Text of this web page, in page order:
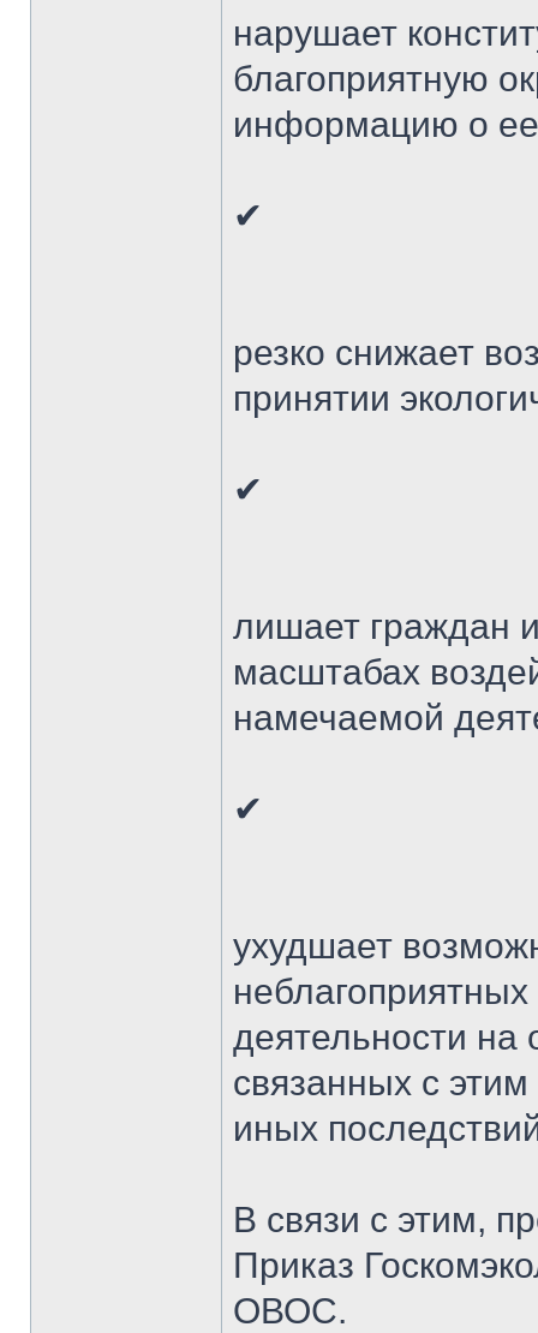
нарушает
благоприятную
информацию о ее
✔
резко снижает
принятии
✔
лишает граждан
масштабах
намечаемой
✔
ухудшает
деятельности
связанных с
иных
В связи с этим,
Приказ
ОВОС.